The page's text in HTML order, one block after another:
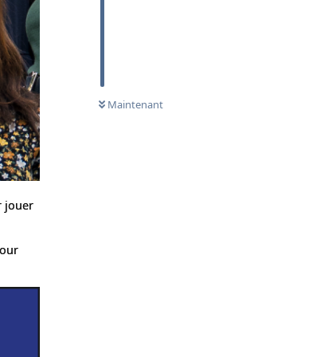
Maintenant
jouer